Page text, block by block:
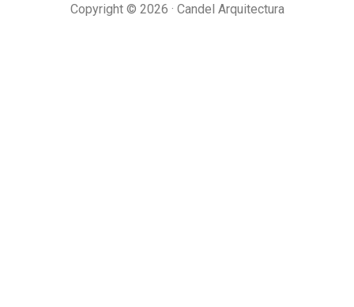
Copyright © 2026 · Candel Arquitectura